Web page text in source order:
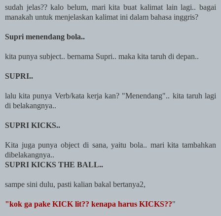
sudah jelas?? kalo belum, mari kita buat kalimat lain lagi.. bagai
manakah untuk menjelaskan kalimat ini dalam bahasa inggris?
Supri menendang bola..
kita punya subject.. bernama Supri.. maka kita taruh di depan..
SUPRI..
lalu kita punya Verb/kata kerja kan? "Menendang".. kita taruh lagi
di belakangnya..
SUPRI KICKS..
Kita juga punya object di sana, yaitu bola.. mari kita tambahkan
dibelakangnya..
SUPRI KICKS THE BALL..
sampe sini dulu, pasti kalian bakal bertanya2,
"kok ga pake KICK lit?? kenapa harus KICKS??"